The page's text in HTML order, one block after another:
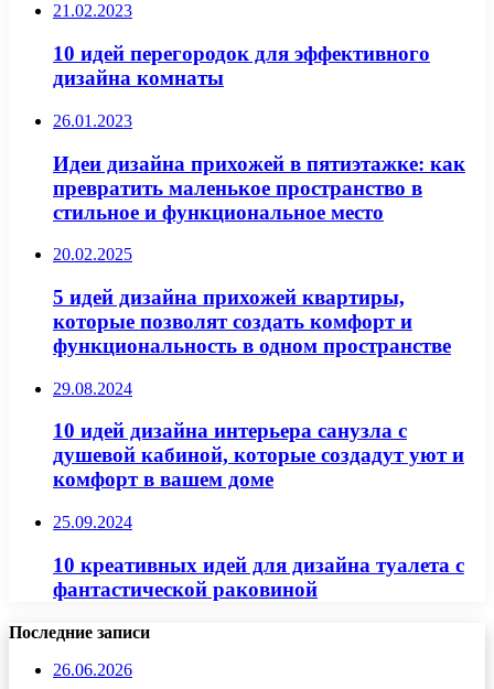
21.02.2023
10 идей перегородок для эффективного
дизайна комнаты
26.01.2023
Идеи дизайна прихожей в пятиэтажке: как
превратить маленькое пространство в
стильное и функциональное место
20.02.2025
5 идей дизайна прихожей квартиры,
которые позволят создать комфорт и
функциональность в одном пространстве
29.08.2024
10 идей дизайна интерьера санузла с
душевой кабиной, которые создадут уют и
комфорт в вашем доме
25.09.2024
10 креативных идей для дизайна туалета с
фантастической раковиной
Последние записи
26.06.2026